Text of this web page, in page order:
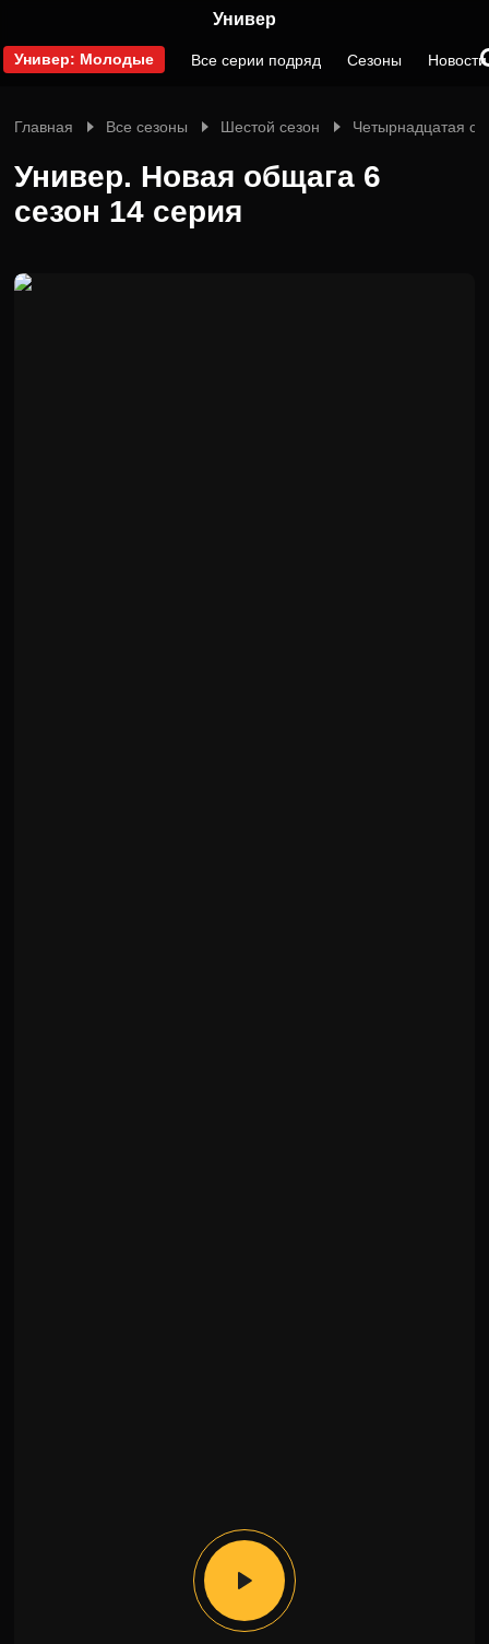
Универ
Универ: Молодые Все серии подряд Сезоны Новости
Главная Все сезоны Шестой сезон Четырнадцатая
Универ. Новая общага 6
сезон 14 серия